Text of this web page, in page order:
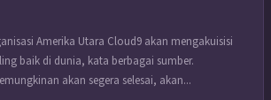
Amerika Utara Cloud9 akan mengakuisisi
baik di dunia, kata berbagai sumber.
akan segera selesai, akan...